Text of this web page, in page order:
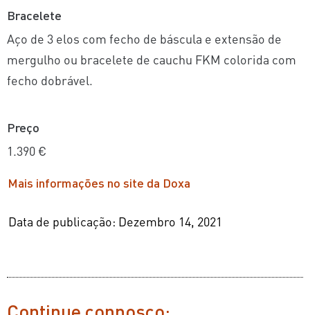
Bracelete
Aço de 3 elos com fecho de báscula e extensão de
mergulho ou bracelete de cauchu FKM colorida com
fecho dobrável.
Preço
1.390 €
Mais informações no site da Doxa
Data de publicação: Dezembro 14, 2021